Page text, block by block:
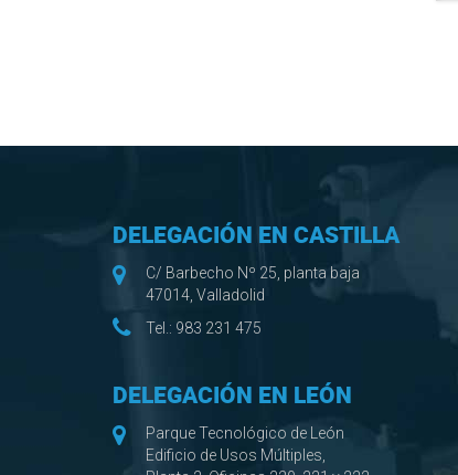
DELEGACIÓN EN CASTILLA
C/ Barbecho Nº 25, planta baja
47014, Valladolid
Tel.: 983 231 475
DELEGACIÓN EN LEÓN
Parque Tecnológico de León
Edificio de Usos Múltiples,